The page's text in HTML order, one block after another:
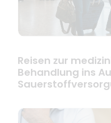
Reisen zur
Behandlung ins